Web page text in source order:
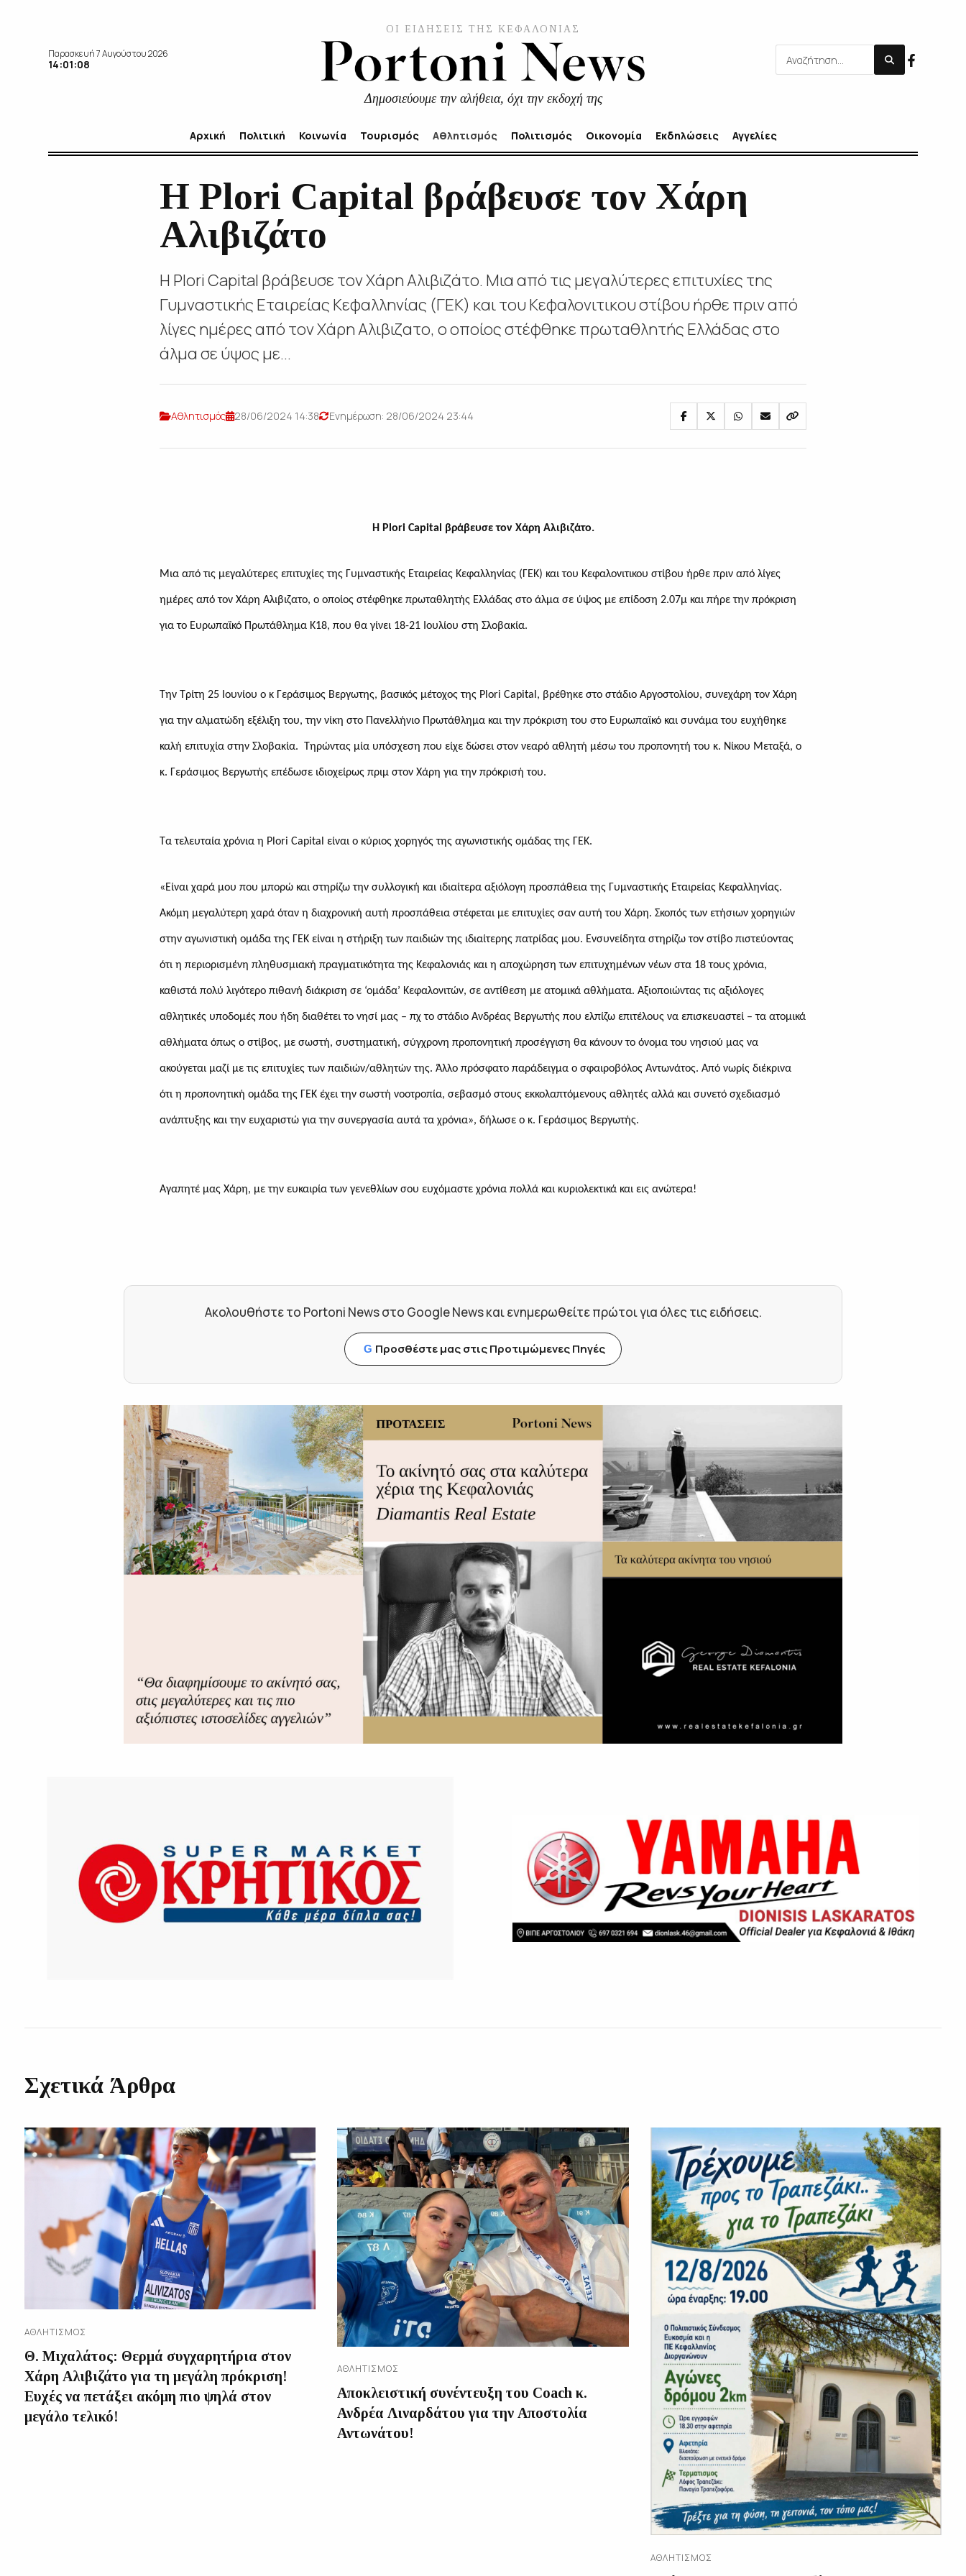
Παρασκευή 7 Αυγούστου 2026
14:01:09
ΟΙ ΕΙΔΗΣΕΙΣ ΤΗΣ ΚΕΦΑΛΟΝΙΑΣ
Δημοσιεύουμε την αλήθεια, όχι την εκδοχή της
Αρχική Πολιτική Κοινωνία Τουρισμός Αθλητισμός Πολιτισμός Οικονομία Εκδηλώσεις Αγγελίες
Η Plori Capital βράβευσε τον Χάρη
Αλιβιζάτο
Η Plori Capital βράβευσε τον Χάρη Αλιβιζάτο. Μια από τις μεγαλύτερες επιτυχίες της
Γυμναστικής Εταιρείας Κεφαλληνίας (ΓΕΚ) και του Κεφαλονιτικου στίβου ήρθε πριν από
λίγες ημέρες από τον Χάρη Αλιβιζατο, ο οποίος στέφθηκε πρωταθλητής Ελλάδας στο
άλμα σε ύψος με...
Αθλητισμός 28/06/2024 14:38 Ενημέρωση: 28/06/2024 23:44
Η Plori Capital βράβευσε τον Χάρη Αλιβιζάτο.
Μια από τις μεγαλύτερες επιτυχίες της Γυμναστικής Εταιρείας Κεφαλληνίας (ΓΕΚ) και του Κεφαλονιτικου στίβου ήρθε πριν από λίγες
ημέρες από τον Χάρη Αλιβιζατο, ο οποίος στέφθηκε πρωταθλητής Ελλάδας στο άλμα σε ύψος με επίδοση 2.07μ και πήρε την πρόκριση
για το Ευρωπαϊκό Πρωτάθλημα Κ18, που θα γίνει 18-21 Ιουλίου στη Σλοβακία.
Την Τρίτη 25 Ιουνίου ο κ Γεράσιμος Βεργωτης, βασικός μέτοχος της Plori Capital , βρέθηκε στο στάδιο Αργοστολίου, συνεχάρη τον Χάρη
για την αλματώδη εξέλιξη του, την νίκη στο Πανελλήνιο Πρωτάθλημα και την πρόκριση του στο Ευρωπαϊκό και συνάμα του ευχήθηκε
καλή επιτυχία στην Σλοβακία. Τηρώντας μία υπόσχεση που είχε δώσει στον νεαρό αθλητή μέσω του προπονητή του κ. Νίκου Μεταξά, ο
κ. Γεράσιμος Βεργωτής επέδωσε ιδιοχείρως πριμ στον Χάρη για την πρόκρισή του.
Τα τελευταία χρόνια η Plori Capital είναι ο κύριος χορηγός της αγωνιστικής ομάδας της ΓΕΚ.
«Είναι χαρά μου που μπορώ και στηρίζω την συλλογική και ιδιαίτερα αξιόλογη προσπάθεια της Γυμναστικής Εταιρείας Κεφαλληνίας.
Ακόμη μεγαλύτερη χαρά όταν η διαχρονική αυτή προσπάθεια στέφεται με επιτυχίες σαν αυτή του Χάρη. Σκοπός των ετήσιων χορηγιών
στην αγωνιστική ομάδα της ΓΕΚ είναι η στήριξη των παιδιών της ιδιαίτερης πατρίδας μου. Ενσυνείδητα στηρίζω τον στίβο πιστεύοντας
ότι η περιορισμένη πληθυσμιακή πραγματικότητα της Κεφαλονιάς και η αποχώρηση των επιτυχημένων νέων στα 18 τους χρόνια,
καθιστά πολύ λιγότερο πιθανή διάκριση σε ‘ομάδα’ Κεφαλονιτών, σε αντίθεση με ατομικά αθλήματα. Αξιοποιώντας τις αξιόλογες
αθλητικές υποδομές που ήδη διαθέτει το νησί μας – πχ το στάδιο Ανδρέας Βεργωτής που ελπίζω επιτέλους να επισκευαστεί – τα ατομικά
αθλήματα όπως ο στίβος, με σωστή, συστηματική, σύγχρονη προπονητική προσέγγιση θα κάνουν το όνομα του νησιού μας να
ακούγεται μαζί μετις επιτυχίες των παιδιών/αθλητών της. Άλλο πρόσφατο παράδειγμα ο σφαιροβόλος Αντωνάτος. Από νωρίς διέκρινα
ότι η προπονητική ομάδατης ΓΕΚ έχει την σωστή νοοτροπία, σεβασμό στους εκκολαπτόμενους αθλητές αλλά και συνετό σχεδιασμό
ανάπτυξης καιτην ευχαριστώ για την συνεργασία αυτά τα χρόνια», δήλωσε ο κ. Γεράσιμος Βεργωτής.
Αγαπητέ μας Χάρη, με την ευκαιρία των γενεθλίων σου ευχόμαστε χρόνια πολλά και κυριολεκτικά και εις ανώτερα!
Ακολουθήστε το Portoni News στο Google News και ενημερωθείτε πρώτοι για όλες τις ειδήσεις.
G Προσθέστε μας στις Προτιμώμενες Πηγές
Σχετικά Άρθρα
ΑΘΛΗΤΙΣΜΌΣ
Θ. Μιχαλάτος: Θερμά συγχαρητήρια στον
Χάρη Αλιβιζάτο για τη μεγάλη πρόκριση!
Ευχές να πετάξει ακόμη πιο ψηλά στον
μεγάλο τελικό!
ΑΘΛΗΤΙΣΜΌΣ
Αποκλειστική συνέντευξη του Coach κ.
Ανδρέα Λιναρδάτου για την Αποστολία
Αντωνάτου!
ΑΘΛΗΤΙΣΜΌΣ